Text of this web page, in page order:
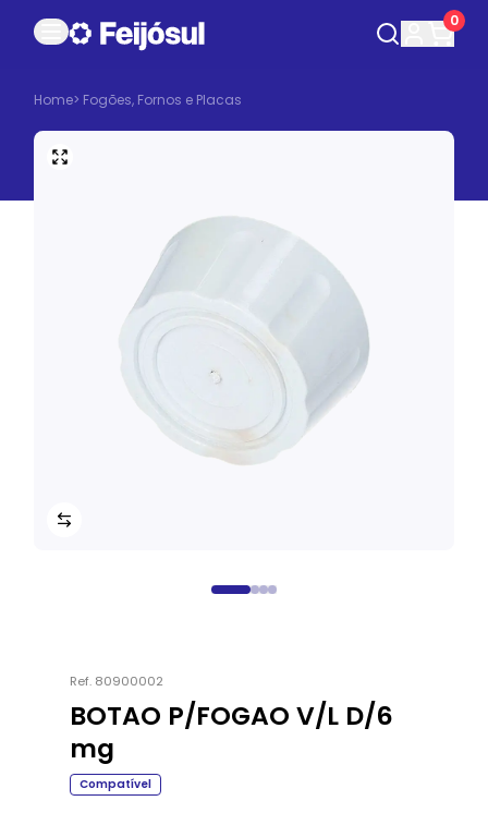
0
Home> Fogões, Fornos e Placas
Ref. 80900002
BOTAO P/FOGAO V/L D/6
mg
Compatível